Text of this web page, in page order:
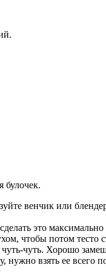
булочек.
венчик или
это
чтобы потом тесто
чуть. Хорошо
нужно взять ее